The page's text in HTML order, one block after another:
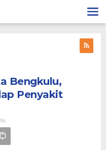
Bengkulu,
Penyakit